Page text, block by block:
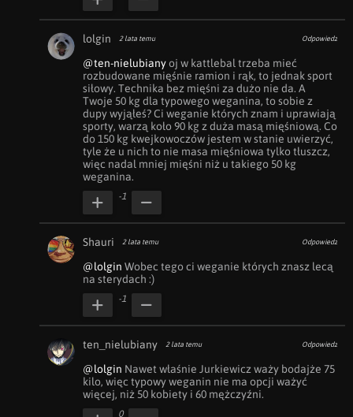
lolgin 2 lata temu Odpowiedz
@ten-nielubiany oj w kattlebal trzeba mieć
rozbudowane mięśnie ramion i rąk, to jednak sport
siłowy. Technika bez mięśni za dużo nie da. A
Twoje 50 kg dla typowego weganina, to sobie z
dupy wyjąłeś? Ci weganie których znam i uprawiają
sporty, warzą koło 90 kg z duża masą mięśniową. Co
do 150 kg kwejkowoczów jestem w stanie uwierzyć,
tyle że u nich to nie masa mięśniowa tylko tłuszcz,
więc nadal mniej mięśni niż u takiego 50 kg
weganina.
-1
Shauri 2 lata temu Odpowiedz
@lolgin Wobec tego ci weganie których znasz lecą
na sterydach :)
-1
ten_nielubiany 2 lata temu Odpowiedz
@lolgin Nawet właśnie Jurkiewicz waży bodajże 75
kilo, więc typowy weganin nie ma opcji ważyć
więcej, niż 50 kobiety i 60 mężczyźni.
0